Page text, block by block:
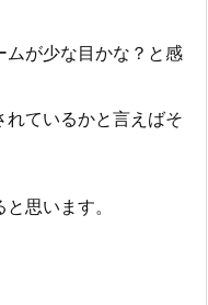
ムが少な目かな？と感
ているかと言えばそ
思います。